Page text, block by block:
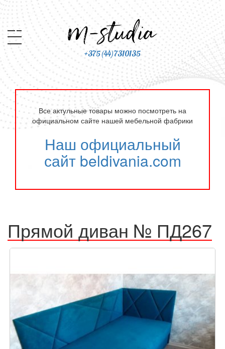
+375(44)7310135
Все актульные товары можно посмотреть на
официальном сайте нашей мебельной фабрики
Наш официальный
сайт beldivania.com
Прямой диван № ПД267